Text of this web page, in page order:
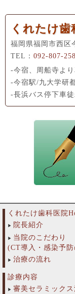
くれたけ歯
福岡県福岡市西区
TEL： 092-807-
-今宿、周船寺よ
-今宿駅/九大学研
-長浜バス停下車徒
くれたけ歯科医院
院長紹介
当院のこだわり
(CT導入・感染予
治療の流れ
診療内容
審美セラミックス